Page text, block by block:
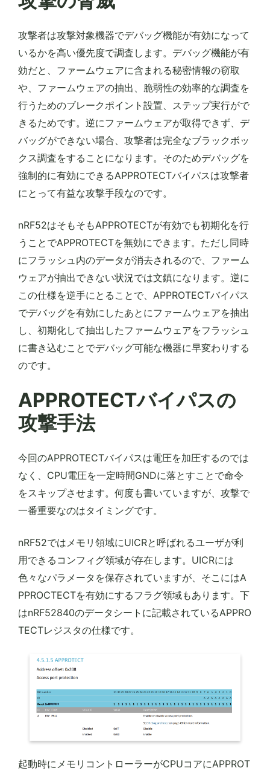
攻撃者は攻撃対象機器でデバッグ機能が有効になって
いるかを高い優先度で調査します。デバッグ機能が有
効だと、ファームウェアに含まれる秘密情報の窃取
や、ファームウェアの抽出、脆弱性の効率的な調査を
行うためのブレークポイント設置、ステップ実行がで
きるためです。逆にファームウェアが取得できず、デ
バッグができない場合、攻撃者は完全なブラックボッ
クス調査をすることになります。そのためデバッグを
強制的に有効にできるAPPROTECTバイパスは攻撃者
にとって有益な攻撃手段なのです。
nRF52はそもそもAPPROTECTが有効でも初期化を行
うことでAPPROTECTを無効にできます。ただし同時
にフラッシュ内のデータが消去されるので、ファーム
ウェアが抽出できない状況では文鎮になります。逆に
この仕様を逆手にとることで、APPROTECTバイパス
でデバッグを有効にしたあとにファームウェアを抽出
し、初期化して抽出したファームウェアをフラッシュ
に書き込むことでデバッグ可能な機器に早変わりする
のです。
APPROTECTバイパスの
攻撃手法
今回のAPPROTECTバイパスは電圧を加圧するのでは
なく、CPU電圧を一定時間GNDに落とすことで命令
をスキップさせます。何度も書いていますが、攻撃で
一番重要なのはタイミングです。
nRF52ではメモリ領域にUICRと呼ばれるユーザが利
用できるコンフィグ領域が存在します。UICRには
色々なパラメータを保存されていますが、そこにはA
PPROCTECTを有効にするフラグ領域もあります。下
はnRF52840のデータシートに記載されているAPPRO
TECTレジスタの仕様です。
起動時にメモリコントローラーがCPUコアにAPPROT